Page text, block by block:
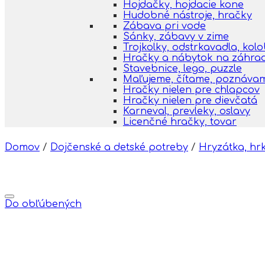
Hojdačky, hojdacie kone
Hudobné nástroje, hračky
Zábava pri vode
Sánky, zábavy v zime
Trojkolky, odstrkavadla,
Hračky a nábytok na
Stavebnice, lego, puzzle
Maľujeme, čítame,
Hračky nielen pre chlapcov
Hračky nielen pre dievčatá
Karneval, prevleky, oslavy
Licenčné hračky, tovar
Domov / Dojčenské a detské potreby / Hryzátka,
Do obľúbených